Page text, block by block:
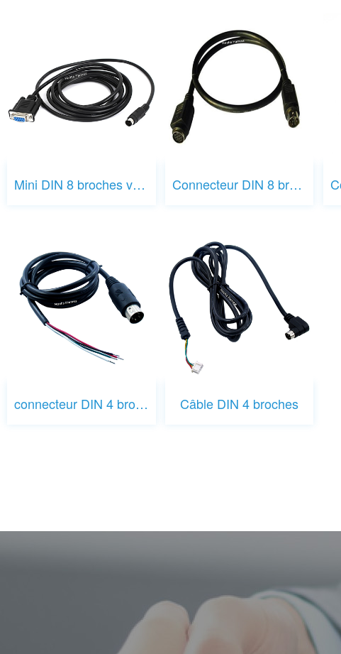
Mini DIN 8 broches vers DB9 Connecteur DIN 8 broches mâle vers câble femelle
connecteur DIN 4 broches Câble DIN 4 broches